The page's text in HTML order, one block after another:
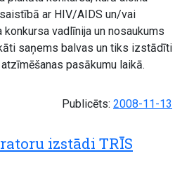
ar HIV/AIDS un/vai
vadlīnija un nosaukums
saņems balvas un tiks izstādīti
pasākumu laikā.
Publicēts: 2008-11-13
izstādi TRĪS